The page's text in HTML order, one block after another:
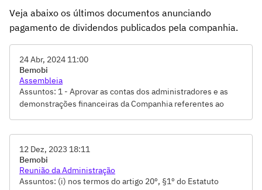
Veja abaixo os últimos documentos anunciando
pagamento de dividendos publicados pela companhia.
24 Abr, 2024 11:00
Bemobi
Assembleia
Assuntos: 1 - Aprovar as contas dos administradores e as
demonstrações financeiras da Companhia referentes ao
distribuição de dividendos, conforme detalhado na Proposta
da Administração., 3 - Definir o número de 5 (cinco)
membros titulares para o Conselho de Administração e 2
12 Dez, 2023 18:11
Bemobi
Reunião da Administração
Assuntos: (i) nos termos do artigo 20º, §1º do Estatuto